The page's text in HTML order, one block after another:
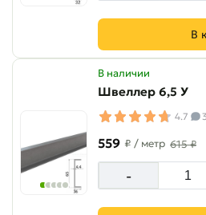
В
В наличии
Швеллер 6,5 У
4.7 3
559 ₽ / метр 615 ₽
-